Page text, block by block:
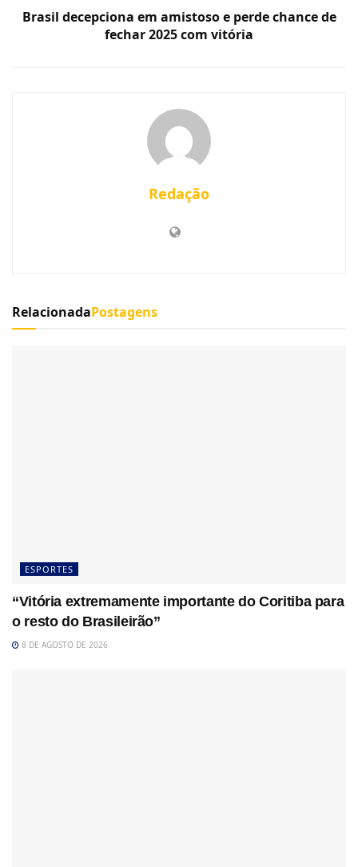
Brasil decepciona em amistoso e perde chance de
fechar 2025 com vitória
Redação
RelacionadaPostagens
ESPORTES
“Vitória extremamente importante do Coritiba para
o resto do Brasileirão”
8 DE AGOSTO DE 2026